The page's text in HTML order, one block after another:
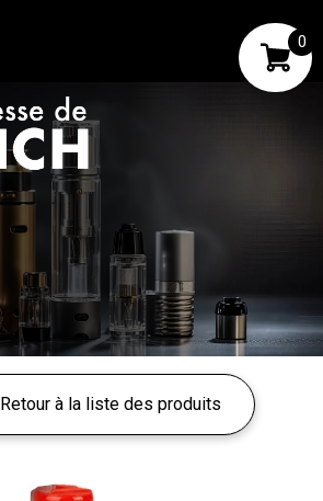
Mon compte
Mes favoris
0
Retour à la liste des produits